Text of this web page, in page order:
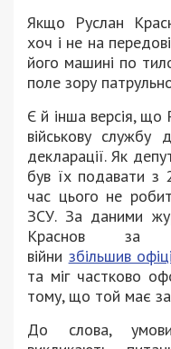
Якщо Руслан
хоч і не на
його машині по
поле зору
Є й інша версія, що
військову
декларації. Як
був їх подавати з
час цього не
ЗСУ. За даними
Краснов за
війни збільшив
та міг частково
тому, що той має
До слова,